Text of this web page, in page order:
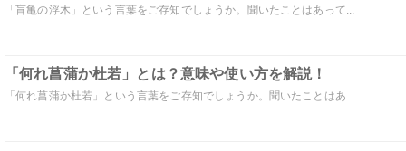
「盲亀の浮木」という言葉をご存知でしょうか。聞いたことはあって...
「何れ菖蒲か杜若」とは？意味や使い方を解説！
「何れ菖蒲か杜若」という言葉をご存知でしょうか。聞いたことはあ...